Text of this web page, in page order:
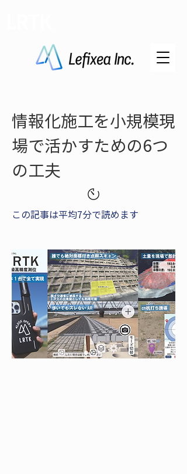
情報化施工を小規模現
場で活かすための6つ
の工夫
この記事は平均7分で読めます